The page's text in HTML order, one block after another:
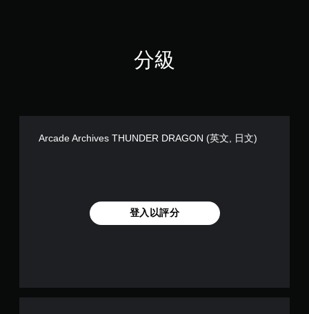
分級
Arcade Archives THUNDER DRAGON (英文, 日文)
登入以評分